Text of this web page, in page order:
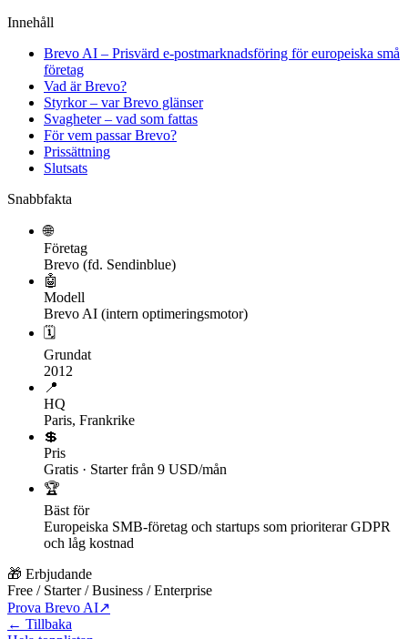
Innehåll
Brevo AI – Prisvärd e-postmarknadsföring för europeiska små
företag
Vad är Brevo?
Styrkor – var Brevo glänser
Svagheter – vad som fattas
För vem passar Brevo?
Prissättning
Slutsats
Snabbfakta
🌐
Företag
Brevo (fd. Sendinblue)
🤖
Modell
Brevo AI (intern optimeringsmotor)
🗓
Grundat
2012
📍
HQ
Paris, Frankrike
💲
Pris
Gratis · Starter från 9 USD/mån
🏆
Bäst för
Europeiska SMB-företag och startups som prioriterar GDPR
och låg kostnad
🎁 Erbjudande
Free / Starter / Business / Enterprise
Prova Brevo AI↗
← Tillbaka